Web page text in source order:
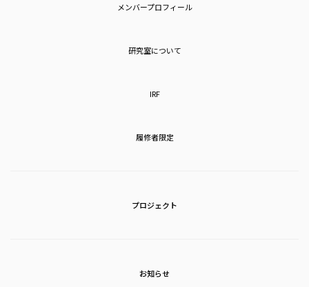
メンバープロフィール
研究室について
IRF
履修者限定
プロジェクト
お知らせ